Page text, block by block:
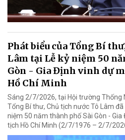
Phát biểu của Tổng Bí
Lâm tại Lễ kỷ niệm 50
Gòn - Gia Định vinh dự
Hồ Chí Minh
Sáng 2/7/2026, tại Hội trường Thống
Tổng Bí thư, Chủ tịch nước Tô Lâm
niệm 50 năm thành phố Sài Gòn -
tịch Hồ Chí Minh (2/7/1976 – 2/7/